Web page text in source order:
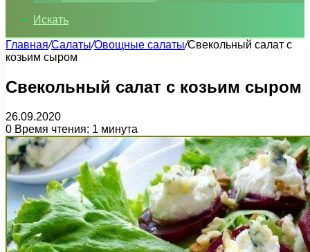
Искать
Главная/Салаты/Овощные салаты/Свекольный салат с
козьим сыром
Свекольный салат с козьим сыром
26.09.2020
0 Время чтения: 1 минута